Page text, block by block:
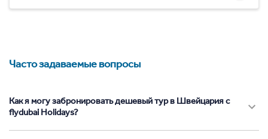
Часто задаваемые вопросы
Как я могу забронировать дешевый тур в Швейцария с
flydubai Holidays?